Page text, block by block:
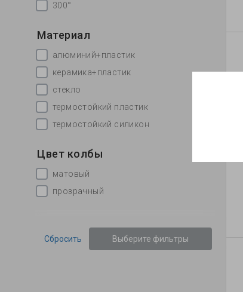
300°
Материал
алюминий+пластик
керамика+пластик
стекло
термостойкий пластик
термостойкий силикон
Цвет колбы
матовый
прозрачный
Сбросить Выберите фильтры